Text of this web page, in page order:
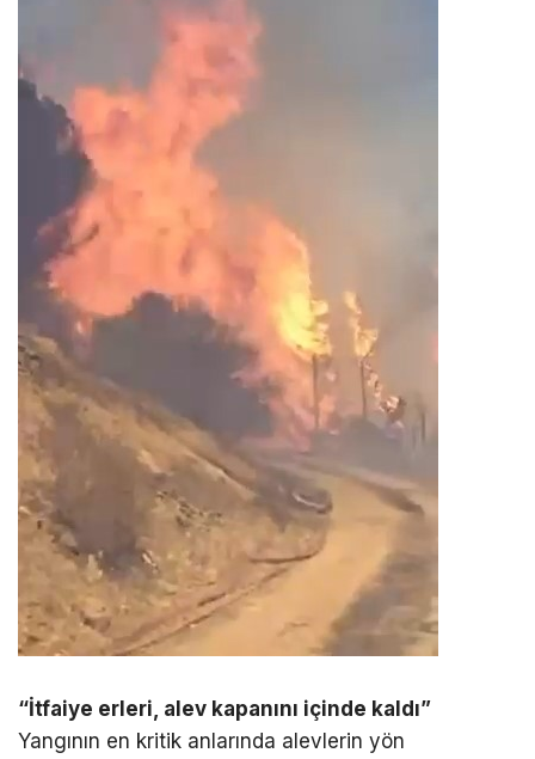
“İtfaiye erleri, alev kapanını içinde kaldı”
Yangının en kritik anlarında alevlerin yön